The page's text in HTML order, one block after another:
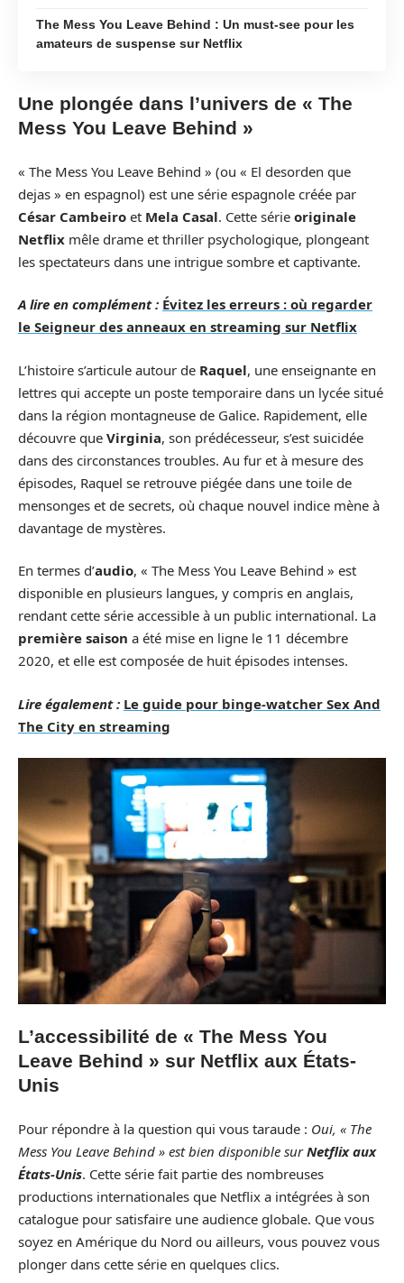
The Mess You Leave Behind : Un must-see pour les
amateurs de suspense sur Netflix
Une plongée dans l’univers de « The
Mess You Leave Behind »
« The Mess You Leave Behind » (ou « El desorden que
dejas » en espagnol) est une série espagnole créée par
César Cambeiro et Mela Casal. Cette série originale
Netflix mêle drame et thriller psychologique, plongeant
les spectateurs dans une intrigue sombre et captivante.
A lire en complément : Évitez les erreurs : où regarder
le Seigneur des anneaux en streaming sur Netflix
L’histoire s’articule autour de Raquel, une enseignante en
lettres qui accepte un poste temporaire dans un lycée situé
dans la région montagneuse de Galice. Rapidement, elle
découvre que Virginia, son prédécesseur, s’est suicidée
dans des circonstances troubles. Au fur et à mesure des
épisodes, Raquel se retrouve piégée dans une toile de
mensonges et de secrets, où chaque nouvel indice mène à
davantage de mystères.
En termes d’audio, « The Mess You Leave Behind » est
disponible en plusieurs langues, y compris en anglais,
rendant cette série accessible à un public international. La
première saison a été mise en ligne le 11 décembre
2020, et elle est composée de huit épisodes intenses.
Lire également : Le guide pour binge-watcher Sex And
The City en streaming
L’accessibilité de « The Mess You
Leave Behind » sur Netflix aux États-
Unis
Pour répondre à la question qui vous taraude : Oui, « The
Mess You Leave Behind » est bien disponible surNetflix aux
États-Unis. Cette série fait partie des nombreuses
productions internationales que Netflix a intégrées à son
catalogue pour satisfaire une audience globale. Que vous
soyez en Amérique du Nord ou ailleurs, vous pouvez vous
plonger dans cette série en quelques clics.